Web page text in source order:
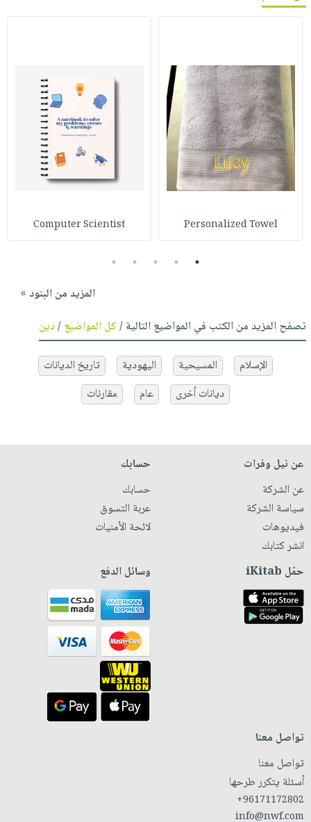
Personalized Towel
Computer Scientist
1
2
3
4
5
المزيد من البنود »
تصفح المزيد من الكتب في المواضيع التالية /كل المواضيع/دين
الإسلام المسيحية اليهودية
تاريخ الديانات
ديانات أخرى
عام مقارنات
عن نيل وفرات
عن الشركة
سياسة الشركة
فيديوهات
انشر كتابك
حسابك
حسابك
عربة التسوق
لائحة الأمنيات
حمّل iKitab وسائل الدفع
تواصل معنا
تواصل معنا
أسئلة يتكرر طرحها
+96171172802
info@nwf.com